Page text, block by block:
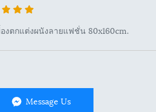
องตกแต่งผนังลายแฟชั่น 80x160cm.
Message Us